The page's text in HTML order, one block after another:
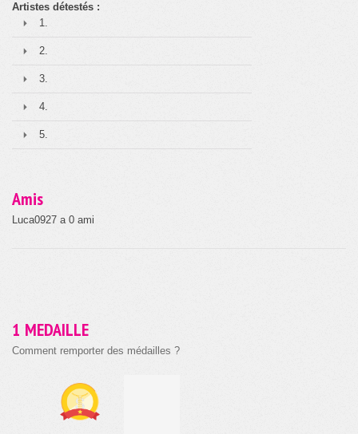
Artistes détestés :
1.
2.
3.
4.
5.
Amis
Luca0927 a 0 ami
1 MEDAILLE
Comment remporter des médailles ?